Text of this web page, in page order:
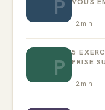
P
12 min
P
5
PRISE
12 min